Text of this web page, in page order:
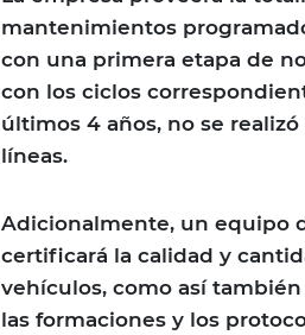
mantenimientos
con una primera etapa de
con los ciclos
últimos 4 años, no se
líneas.
Adicionalmente, un equipo
certificará la calidad y
vehículos, como así
las formaciones y los